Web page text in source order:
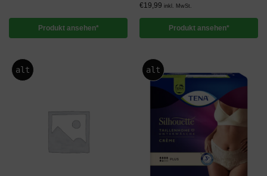
Produkt ansehen*
€19,99 inkl. MwSt.
Produkt ansehen*
alt alt